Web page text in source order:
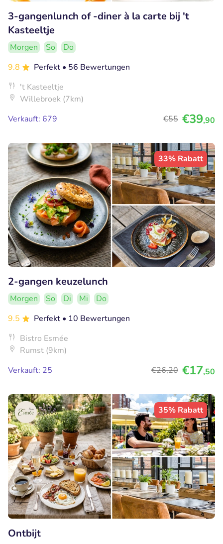
3-gangenlunch of -diner à la carte bij 't
Kasteeltje
Morgen So
Do
9.8
Perfekt • 56 Bewertungen
't Kasteeltje
Willebroek (7km)
Verkauft: 679
€55 €39,90
33% Rabatt
2-gangen keuzelunch
Morgen So Di Mi
Do
9.5
Perfekt • 10 Bewertungen
Bistro Esmée
Rumst (9km)
Verkauft: 25
€26,20 €17,50
35% Rabatt
Ontbijt